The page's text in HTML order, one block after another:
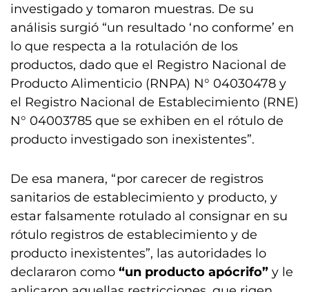
investigado y tomaron muestras. De su
análisis surgió “un resultado ‘no conforme’ en
lo que respecta a la rotulación de los
productos, dado que el Registro Nacional de
Producto Alimenticio (RNPA) N° 04030478 y
el Registro Nacional de Establecimiento (RNE)
N° 04003785 que se exhiben en el rótulo de
producto investigado son inexistentes”.
De esa manera, “por carecer de registros
sanitarios de establecimiento y producto, y
estar falsamente rotulado al consignar en su
rótulo registros de establecimiento y de
producto inexistentes”, las autoridades lo
declararon como “un producto apócrifo” y le